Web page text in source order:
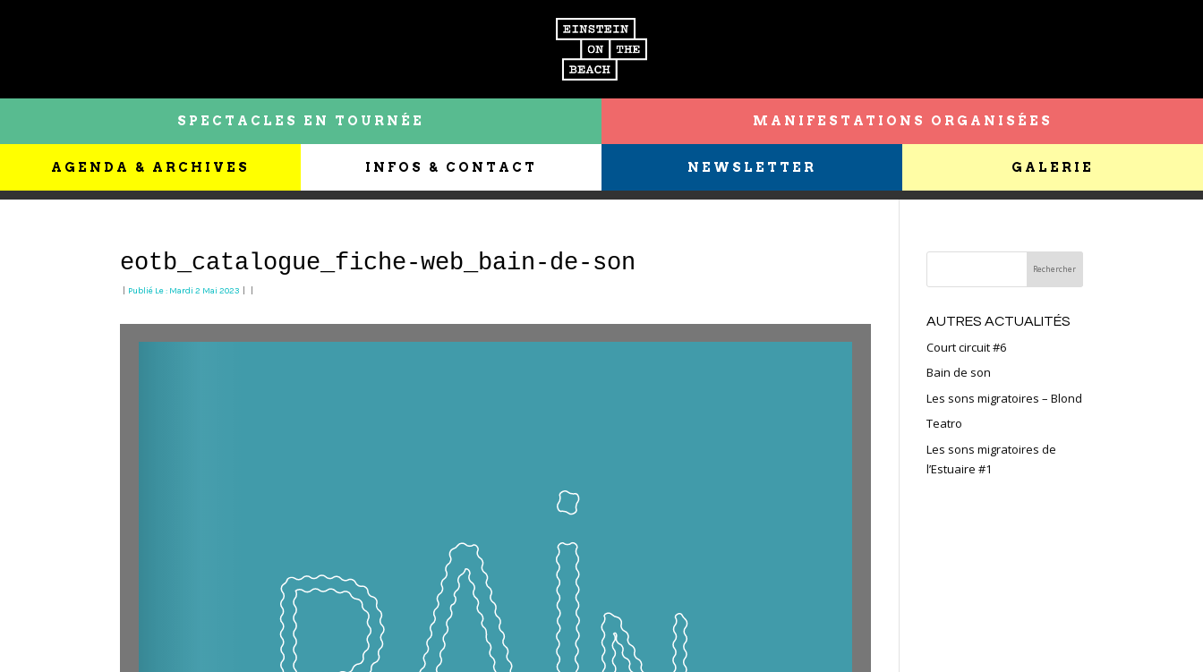
SPECTACLES EN TOURNÉE MANIFESTATIONS ORGANISÉES
AGENDA & ARCHIVES INFOS & CONTACT NEWSLETTER GALERIE
eotb_catalogue_fiche-web_bain-de-son
Publié Le : Mardi 2 Mai 2023
AUTRES ACTUALITÉS
Court circuit #6
Bain de son
Les sons migratoires – Blond
Teatro
Les sons migratoires de
l’Estuaire #1